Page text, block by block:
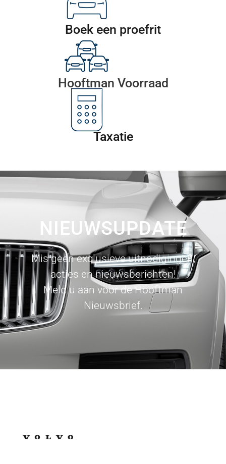
Boek een proefrit
Hooftman Voorraad
Taxatie
NIEUWSUPDATE
Mis geen exclusieve uitnodigingen,
acties en nieuwsberichten!
Meld u aan voor de Hooftman
Nieuwsbrief.